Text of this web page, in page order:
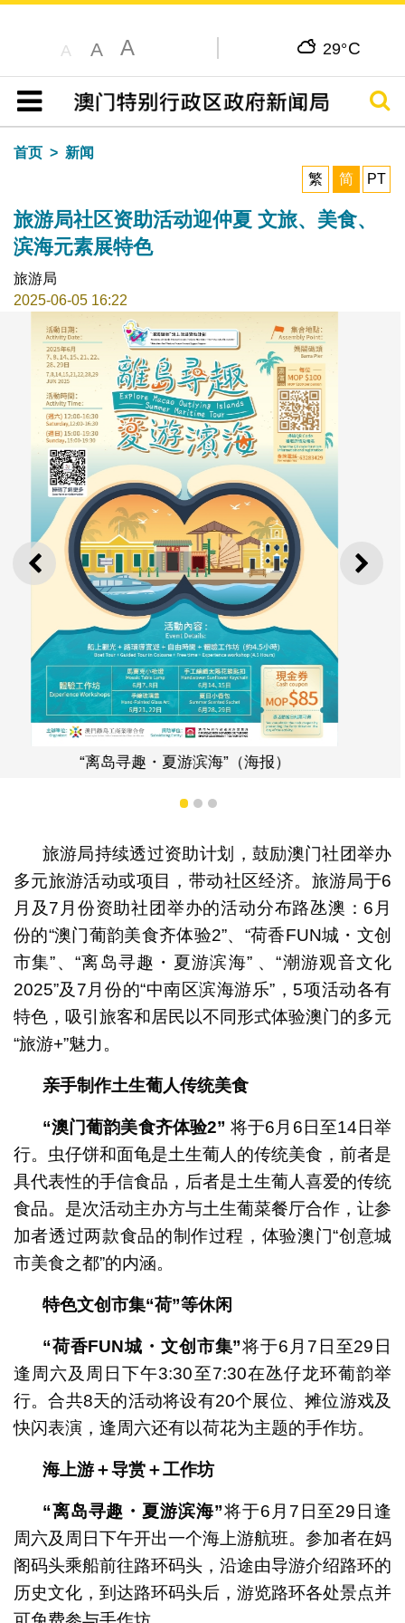
A A A 29°C
目录
搜寻
首页
新闻
繁
简 PT
旅游局社区资助活动迎仲夏 文旅、美食、
滨海元素展特色
旅游局
2025-06-05 16:22
上一则 下一
“澳门葡韵美食齐体验2”（海报）
1 2 3
旅游局持续透过资助计划，鼓励澳门社团举办
多元旅游活动或项目，带动社区经济。旅游局于6
月及7月份资助社团举办的活动分布路氹澳：6月
份的“澳门葡韵美食齐体验2”、“荷香FUN城・文创
市集”、“离岛寻趣・夏游滨海” 、“潮游观音文化
2025”及7月份的“中南区滨海游乐”，5项活动各有
特色，吸引旅客和居民以不同形式体验澳门的多元
“旅游+”魅力。
亲手制作土生葡人传统美食
“澳门葡韵美食齐体验2” 将于6月6日至14日举
行。虫仔饼和面龟是土生葡人的传统美食，前者是
具代表性的手信食品，后者是土生葡人喜爱的传统
食品。是次活动主办方与土生葡菜餐厅合作，让参
加者透过两款食品的制作过程，体验澳门“创意城
市美食之都”的内涵。
特色文创市集“荷”等休闲
“荷香FUN城 ・ 文创市集”将于6月7日至29日
逢周六及周日下午3:30至7:30在氹仔龙环葡韵举
行。合共8天的活动将设有20个展位、摊位游戏及
快闪表演，逢周六还有以荷花为主题的手作坊。
海上游＋导赏＋工作坊
“离岛寻趣 ・ 夏游滨海”将于6月7日至29日逢
周六及周日下午开出一个海上游航班。参加者在妈
阁码头乘船前往路环码头，沿途由导游介绍路环的
历史文化，到达路环码头后，游览路环各处景点并